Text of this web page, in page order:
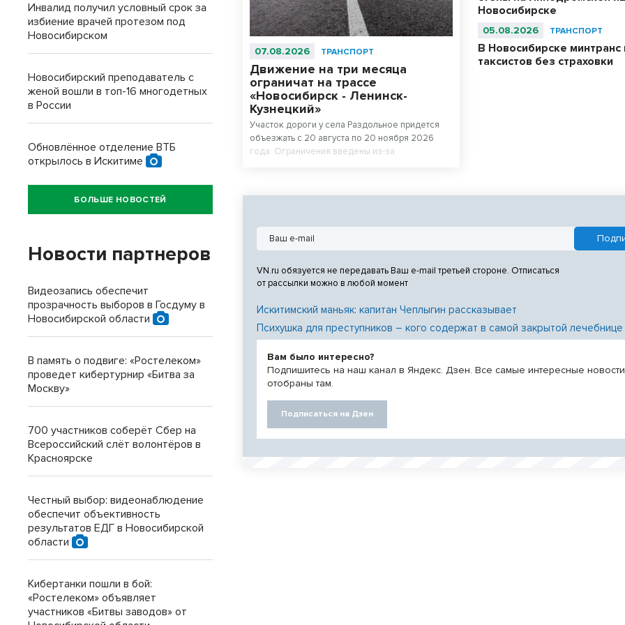
07.08.2026 ТРАНСПОРТ
Движение на три месяца
ограничат на трассе
«Новосибирск - Ленинск-
Кузнецкий»
Участок дороги у села Раздольное придется
объезжать с 20 августа по 20 ноября 2026
года. Ограничения введены из-за
Новосибирске
05.08.2026 ТРАНСПОРТ
В Новосибирске минтранс
таксистов без страховки
VN.ru обязуется не передавать Ваш e-mail третьей стороне. Отписаться
от рассылки можно в любой момент
Искитимский маньяк: капитан Чеплыгин рассказывает
Психушка для преступников – кого содержат в самой закрытой
Вам было интересно?
Подпишитесь на наш канал в Яндекс. Дзен. Все самые интересные новости
отобраны там.
Подписаться на Дзен
Инвалид получил условный срок за
избиение врачей протезом под
Новосибирском
Новосибирский преподаватель с
женой вошли в топ-16 многодетных
в России
Обновлённое отделение ВТБ
открылось в Искитиме
БОЛЬШЕ НОВОСТЕЙ
Новости партнеров
Видеозапись обеспечит
прозрачность выборов в Госдуму в
Новосибирской области
В память о подвиге: «Ростелеком»
проведет кибертурнир «Битва за
Москву»
700 участников соберёт Сбер на
Всероссийский слёт волонтёров в
Красноярске
Честный выбор: видеонаблюдение
обеспечит объективность
результатов ЕДГ в Новосибирской
области
Кибертанки пошли в бой:
«Ростелеком» объявляет
участников «Битвы заводов» от